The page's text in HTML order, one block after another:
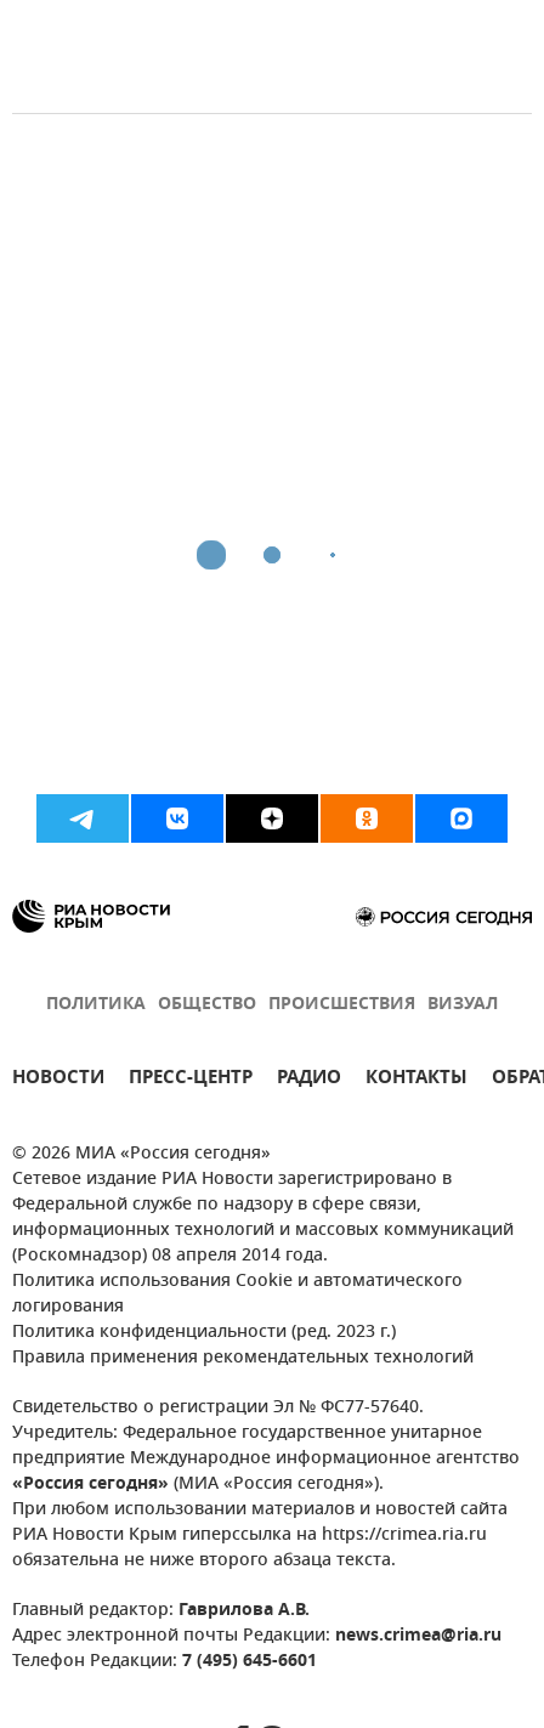
ПОЛИТИКА ОБЩЕСТВО ПРОИСШЕСТВИЯ ВИЗУАЛ
НОВОСТИ ПРЕСС-ЦЕНТР РАДИО КОНТАКТЫ
© 2026 МИА «Россия сегодня»
Сетевое издание РИА Новости зарегистрировано в
Федеральной службе по надзору в сфере связи,
информационных технологий и массовых коммуникаций
(Роскомнадзор) 08 апреля 2014 года.
Политика использования Cookie и автоматического
логирования
Политика конфиденциальности (ред. 2023 г.)
Правила применения рекомендательных технологий
Свидетельство о регистрации Эл № ФС77-57640.
Учредитель: Федеральное государственное унитарное
предприятие Международное информационное агентство
«Россия сегодня» (МИА «Россия сегодня»).
При любом использовании материалов и новостей сайта
РИА Новости Крым гиперссылка на https://crimea.ria.ru
обязательна не ниже второго абзаца текста.
Главный редактор: Гаврилова А.В.
Адрес электронной почты Редакции: news.crimea@ria.ru
Телефон Редакции: 7 (495) 645-6601